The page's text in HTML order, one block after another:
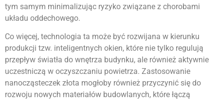
tym samym minimalizując ryzyko związane z chorobami
układu oddechowego.
Co więcej, technologia ta może być rozwijana w kierunku
produkcji tzw. inteligentnych okien, które nie tylko regulują
przepływ światła do wnętrza budynku, ale również aktywnie
uczestniczą w oczyszczaniu powietrza. Zastosowanie
nanocząsteczek złota mogłoby również przyczynić się do
rozwoju nowych materiałów budowlanych, które łączą